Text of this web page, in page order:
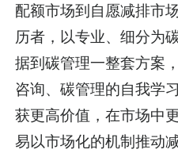
配额市场到自愿减排市
历者，以专业、细分为
据到碳管理一整套方案
咨询、碳管理的自我学
获更高价值，在市场中
易以市场化的机制推动